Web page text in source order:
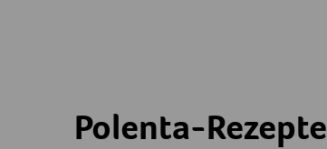
Polenta-Rezepte